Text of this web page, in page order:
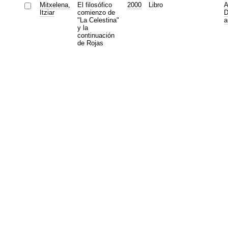
Mitxelena,
Itziar
El filosófico
comienzo de
"La Celestina"
y la
continuación
de Rojas
2000 Libro